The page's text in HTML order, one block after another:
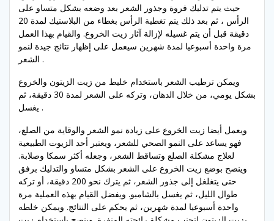
حيث يتم تدليك فروة وجذور الشعر بعد وضعه بشكل متساو على
الرأس ، ثم بعد ذلك يتم تغطية الرأس بغطاء من البلاستيك لمدة 20
دقيقة قبل أن يتم غسيله لإزالة آثار زيت الخروع. والقيام بهذا العمل
مرة واحدة أسبوعيا لمدة شهرين سيعمل على إظهار نتائج جيدة لنمو
الشعر .
ويمكن ترطيب الشعر باستخدام خليط من زيت الزيتون والخروع
بشكل يومي، من خلال الدهان، وتركه على الشعر لمدة 30 دقيقة، ثم
يغسل .
ويعمل أيضا زيت الخروع على زيادة نمو الشعر والوقاية من الصلع،
فهو يساعد على النمو الصحي للشعر، ويعتبر أحد الزيوت الطبيعية
لعلاج مشكلة الصلع وتساقط الشعر، وجعله أكثر سمكا وصلابة.
وينصح بوضع زيت الخروع على الشعر بشكل متساو والتدليك برفق
حتى يتغلغل إلى جذور الشعر، ثم يترك نحو 200 دقيقة، أو تركه
طوال الليل، ثم يغسل بالشامبو. ويفضل القيام بهذه العملية مرة
واحدة أسبوعيا لمدة شهرين، ثم يحكم على النتائج. ويمكن خلطه